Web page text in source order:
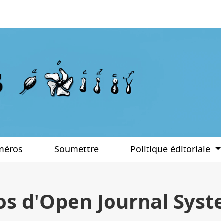
Soumettre Politique éditoriale
d'Open Journal